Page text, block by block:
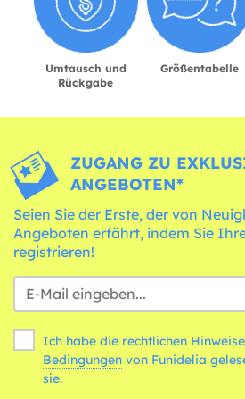
Umtausch und
Rückgabe
Größentabelle
ZUGANG ZU
ANGEBOTEN*
Seien Sie der Erste, der von
Angeboten erfährt, indem Sie
registrieren!
Ich habe die rechtlichen
Bedingungen
sie.